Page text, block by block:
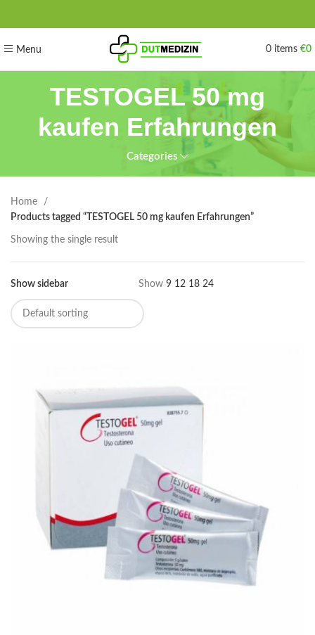
Menu 0 items €0
TESTOGEL 50 mg
kaufen Erfahrungen
Categories
Home
Products tagged “TESTOGEL 50 mg kaufen Erfahrungen”
Showing the single result
Show sidebar Show 9 12 18 24